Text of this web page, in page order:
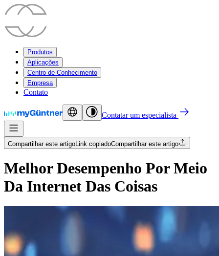
Produtos
Aplicações
Centro de Conhecimento
Empresa
Contato
Contatar um especialista
Compartilhar este artigoLink copiadoCompartilhar este artigo
Melhor Desempenho Por Meio
Da Internet Das Coisas